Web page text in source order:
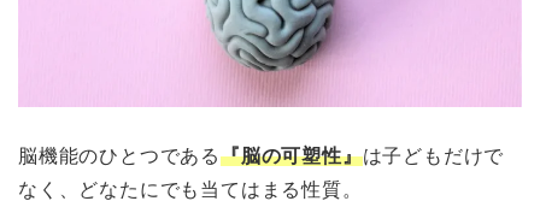
脳機能のひとつである『脳の可塑性』は子どもだけで
なく、どなたにでも当てはまる性質。